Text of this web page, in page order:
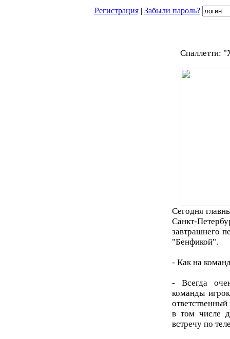
Регистрация| Забыли пароль?
Спаллетти:
Сегодня
Санкт-
завтрашнего
"Бенфикой".
- Как на
- Всегда
команды
в том числе
встречу по